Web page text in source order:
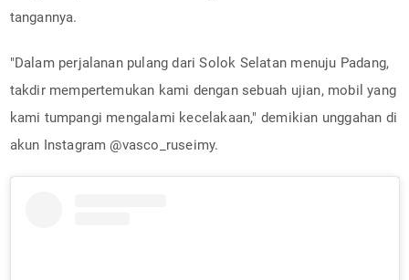
tangannya.
"Dalam perjalanan pulang dari Solok Selatan menuju Padang,
takdir mempertemukan kami dengan sebuah ujian, mobil yang
kami tumpangi mengalami kecelakaan," demikian unggahan di
akun Instagram @vasco_ruseimy.